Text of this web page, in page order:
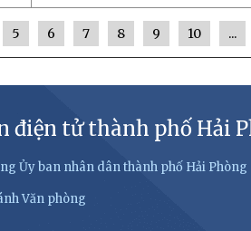
5 6 7 8 9 10 ...
điện tử thành phố Hải
Ủy ban nhân dân thành phố Hải Phòng
Văn phòng